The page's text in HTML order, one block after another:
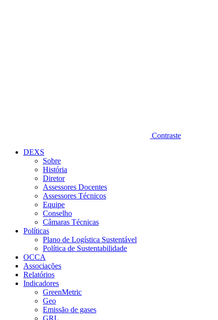
Contraste
DEXS
Sobre
História
Diretor
Assessores Docentes
Assessores Técnicos
Equipe
Conselho
Câmaras Técnicas
Políticas
Plano de Logística Sustentável
Política de Sustentabilidade
OCCA
Associações
Relatórios
Indicadores
GreenMetric
Geo
Emissão de gases
GRL